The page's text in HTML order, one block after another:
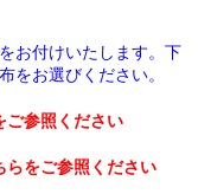
お付けいたします。下
をお選びください。
ご参照ください
らをご参照ください